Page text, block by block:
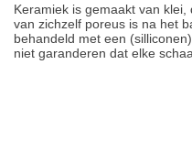
Keramiek is gemaakt van
van zichzelf poreus is na het
behandeld met een
niet garanderen dat elke